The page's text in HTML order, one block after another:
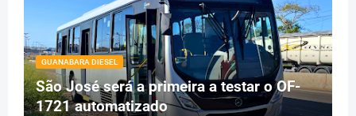
GUANABARA DIESEL
São José será a primeira a testar o OF-
1721 automatizado